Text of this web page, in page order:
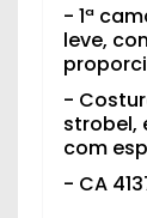
- 1ª
leve,
-
strobel,
com
- CA